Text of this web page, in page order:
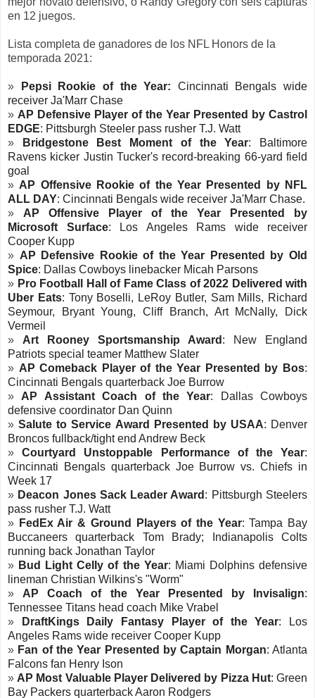
en 12 juegos.
Lista completa de ganadores de los NFL Honors de la
temporada 2021:
» Pepsi Rookie of the Year: Cincinnati Bengals wide
receiver Ja'Marr Chase
» AP Defensive Player of the Year Presented by Castrol
EDGE: Pittsburgh Steeler pass rusher T.J. Watt
»
Bridgestone Best Moment of the Year: Baltimore
Ravens kicker Justin Tucker 's record-breaking 66-yard field
goal
»AP Offensive Rookie of the Year Presented by NFL
ALL DAY: Cincinnati Bengals wide receiver Ja'Marr Chase.
» AP Offensive Player of the Year Presented by
Microsoft Surface: Los Angeles Rams wide receiver
Cooper Kupp
» AP Defensive Rookie of the Year Presented by Old
Spice: Dallas Cowboys linebacker Micah Parsons
» Pro Football Hall of Fame Class of 2022 Delivered with
Uber Eats: Tony Boselli, LeRoy Butler, Sam Mills, Richard
Seymour, Bryant Young, Cliff Branch, Art McNally, Dick
Vermeil
» Art Rooney Sportsmanship Award : New England
Patriots special teamer Matthew Slater
» AP Comeback Player of the Year Presented by Bos:
Cincinnati Bengals quarterback Joe Burrow
»AP Assistant Coach of the Year: Dallas Cowboys
defensive coordinator Dan Quinn
»Salute to Service Award Presented by USAA: Denver
Broncos fullback/tight end Andrew Beck
»Courtyard Unstoppable Performance of the Year:
Cincinnati Bengals quarterback Joe Burrow vs. Chiefs in
Week 17
» Deacon Jones Sack Leader Award : Pittsburgh Steelers
pass rusher T.J. Watt
» FedEx Air & Ground Players of the Year: Tampa Bay
Buccaneers quarterback Tom Brady ; Indianapolis Colts
running back Jonathan Taylor
» Bud Light Celly of the Year: Miami Dolphins defensive
lineman Christian Wilkins 's "Worm"
»AP Coach of the Year Presented by Invisalign:
Tennessee Titans head coach Mike Vrabel
»
DraftKings Daily Fantasy Player of the Year: Los
Angeles Rams wide receiver Cooper Kupp
» Fan of the Year Presented by Captain Morgan: Atlanta
Falcons fan Henry Ison
»AP Most Valuable Player Delivered by Pizza Hut: Green
Bay Packers quarterback Aaron Rodgers